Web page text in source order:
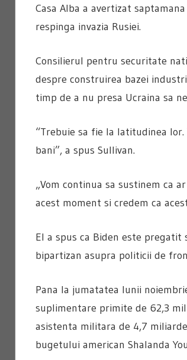
Casa Alba a avertizat
respinga invazia Rusiei.
Consilierul pentru securitate
despre construirea bazei
timp de a nu presa Ucraina sa
“Trebuie sa fie la latitudinea
bani”, a spus Sullivan.
„Vom continua sa sustinem ca
acest moment si credem ca
El a spus ca Biden este
bipartizan asupra politicii de
Pana la jumatatea lunii
suplimentare primite de 62,3
asistenta militara de 4,7
bugetului american Shalanda